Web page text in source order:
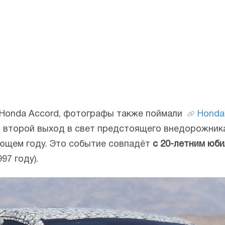
Accord, фотографы также поймали
Honda
выход в свет предстоящего
году. Это событие совпадёт с 20-летним
году).